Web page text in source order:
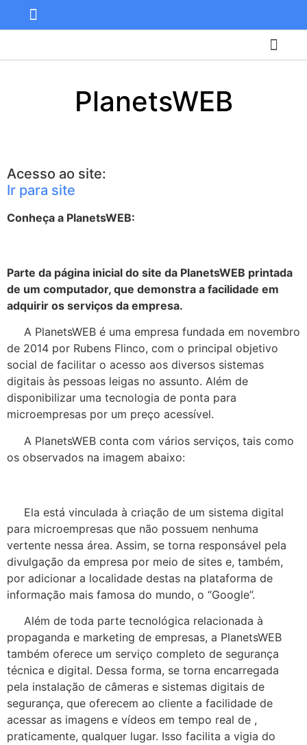
PlanetsWEB
Acesso ao site:
Ir para site
Conheça a PlanetsWEB:
Parte da página inicial do site da PlanetsWEB printada
de um computador, que demonstra a facilidade em
adquirir os serviços da empresa.
A PlanetsWEB é uma empresa fundada em novembro
de 2014 por Rubens Flinco, com o principal objetivo
social de facilitar o acesso aos diversos sistemas
digitais às pessoas leigas no assunto. Além de
disponibilizar uma tecnologia de ponta para
microempresas por um preço acessível.
A PlanetsWEB conta com vários serviços, tais como
os observados na imagem abaixo:
Ela está vinculada à criação de um sistema digital
para microempresas que não possuem nenhuma
vertente nessa área. Assim, se torna responsável pela
divulgação da empresa por meio de sites e, também,
por adicionar a localidade destas na plataforma de
informação mais famosa do mundo, o “Google”.
Além de toda parte tecnológica relacionada à
propaganda e marketing de empresas, a PlanetsWEB
também oferece um serviço completo de segurança
técnica e digital. Dessa forma, se torna encarregada
pela instalação de câmeras e sistemas digitais de
segurança, que oferecem ao cliente a facilidade de
acessar as imagens e vídeos em tempo real de ,
praticamente, qualquer lugar. Isso facilita a vigia do